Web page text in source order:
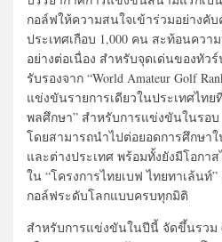
กอล์ฟให้ความสนใจเข้าร่วมอย่างคั
ประเทศเกือบ 1,000 คน สะท้อนควา
อย่างต่อเนื่อง สำหรับจุดเด่นของทัว
รับรองจาก “World Amateur Golf
แข่งขันรายการเดียวในประเทศไทย
พลศึกษา” สำหรับการแข่งขันในรอบ
โดยสามารถนำไปต่อยอดการศึกษา
และต่างประเทศ พร้อมทั้งยังมีโอกา
ใน “โครงการไทยเบฟ ไทยทาเล้นท์
กอล์ฟระดับโลกแบบครบทุกมิติ
สำหรับการแข่งขันในปีนี้ จัดขึ้นรวม